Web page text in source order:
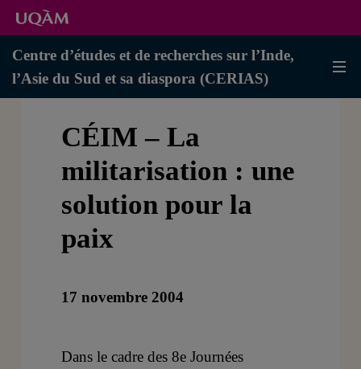
Centre d’études et de recherches sur l’Inde,
l’Asie du Sud et sa diaspora (CERIAS)
CÉIM – La
militarisation : une
solution pour la
paix
17 novembre 2004
Dans le cadre des 8e Journées